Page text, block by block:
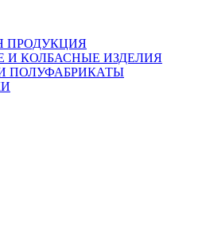
ПРОДУКЦИЯ
И КОЛБАСНЫЕ ИЗДЕЛИЯ
ПОЛУФАБРИКАТЫ